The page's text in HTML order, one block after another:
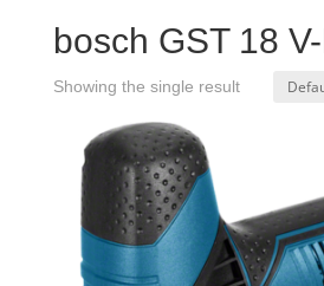
bosch GST 18
Showing the single result